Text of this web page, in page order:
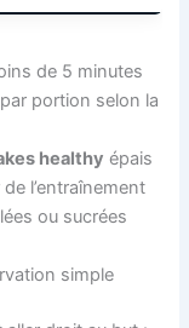
de 5 minutes
par portion selon la
healthy épais
l’entraînement
ou sucrées
simple